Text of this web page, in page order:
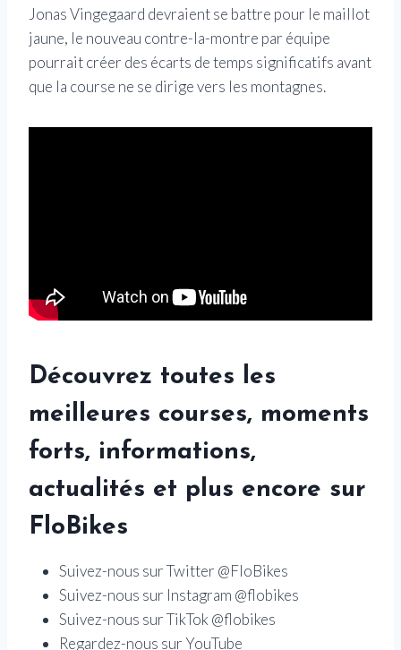
Jonas Vingegaard devraient se battre pour le maillot
jaune, le nouveau contre-la-montre par équipe
pourrait créer des écarts de temps significatifs avant
que la course ne se dirige vers les montagnes.
Découvrez toutes les
meilleures courses, moments
forts, informations,
actualités et plus encore sur
FloBikes
Suivez-nous sur Twitter @FloBikes
Suivez-nous sur Instagram @flobikes
Suivez-nous sur TikTok @flobikes
Regardez-nous sur YouTube